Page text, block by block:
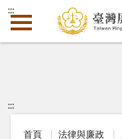
:::
:::
首頁 法律與廉政